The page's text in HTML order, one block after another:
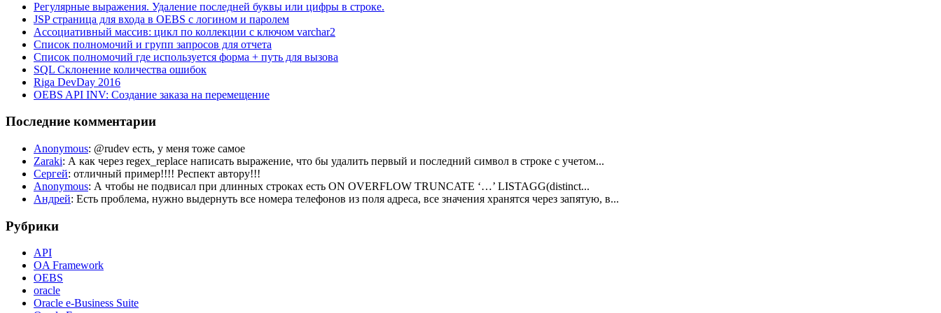
Регулярные выражения. Удаление последней буквы или цифры в строке.
JSP страница для входа в OEBS с логином и паролем
Ассоциативный массив: цикл по коллекции с ключом varchar2
Список полномочий и групп запросов для отчета
Список полномочий где используется форма + путь для вызова
SQL Склонение количества ошибок
Riga DevDay 2016
OEBS API INV: Создание заказа на перемещение
Последние комментарии
Anonymous: @rudev есть, у меня тоже самое
Zaraki: А как через regex_replace написать выражение, что бы удалить первый и последний символ в строке с учетом...
Сергей: отличный пример!!!! Респект автору!!!
Anonymous: А чтобы не подвисал при длинных строках есть ON OVERFLOW TRUNCATE ‘…’ LISTAGG(distinct...
Андрей: Есть проблема, нужно выдернуть все номера телефонов из поля адреса, все значения хранятся через запятую, в...
Рубрики
API
OA Framework
OEBS
oracle
Oracle e-Business Suite